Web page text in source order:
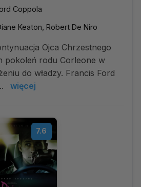
Coppola
Keaton, Robert De Niro
Ojca Chrzestnego
pokoleń rodu Corleone w
do władzy. Francis Ford
więcej
7.6